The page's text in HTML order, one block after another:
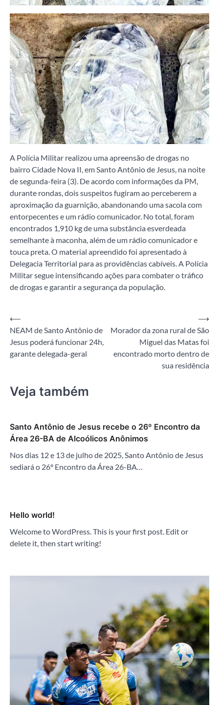
A Polícia Militar realizou uma apreensão de drogas no
bairro Cidade Nova II, em Santo Antônio de Jesus, na noite
de segunda-feira (3). De acordo com informações da PM,
durante rondas, dois suspeitos fugiram ao perceberem a
aproximação da guarnição, abandonando uma sacola com
entorpecentes e um rádio comunicador. No total, foram
encontrados 1,910 kg de uma substância esverdeada
semelhante à maconha, além de um rádio comunicador e
touca preta. O material apreendido foi apresentado à
Delegacia Territorial para as providências cabíveis. A Polícia
Militar segue intensificando ações para combater o tráfico
de drogas e garantir a segurança da população.
Navegação
de
Post
⟵
NEAM de Santo Antônio de
Jesus poderá funcionar 24h,
garante delegada-geral
Morador da zona rural de São
Miguel das Matas foi
encontrado morto dentro de
sua residência
⟶
Veja também
Santo Antônio de Jesus recebe o 26º Encontro da
Área 26-BA de Alcoólicos Anônimos
Nos dias 12 e 13 de julho de 2025, Santo Antônio de Jesus
sediará o 26º Encontro da Área 26-BA…
Hello world!
Welcome to WordPress. This is your first post. Edit or
delete it, then start writing!